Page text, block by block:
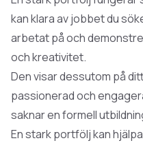
kan klara av jobbet du
arbetat på och
och kreativitet.
Den visar dessutom på
passionerad och
saknar en formell
En stark portfölj kan